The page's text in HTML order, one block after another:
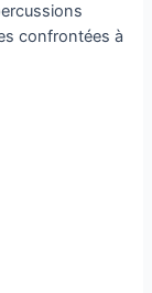
confrontées à